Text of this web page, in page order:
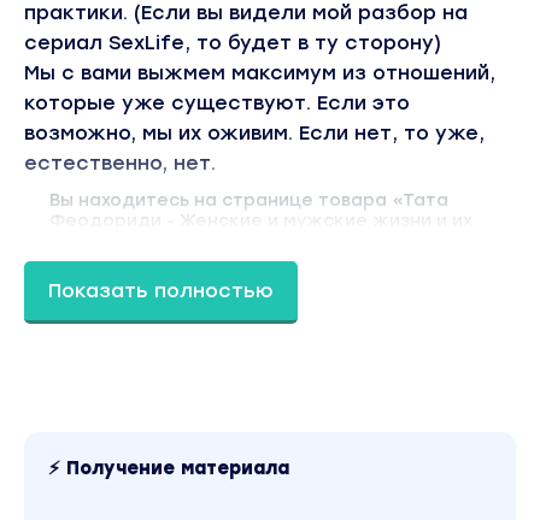
практики. (Если вы видели мой разбор на
сериал SexLife, то будет в ту сторону)
Мы с вами выжмем максимум из отношений,
которые уже существуют. Если это
возможно, мы их оживим. Если нет, то уже,
естественно, нет.
Вы находитесь на странице товара «Тата
Феодориди - Женские и мужские жизни и их
В магазине Coursx.net данный материал
доступен за 250 рублей. Обучающий курс входит
в рубрику «Здоровье и Спорт». Другие
материалы автора «Тата Феодориди» можно
Показать полностью
⚡ Получение материала